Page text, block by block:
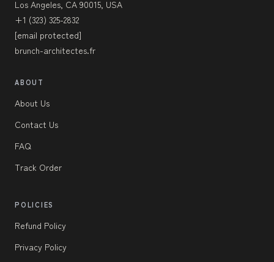
Los Angeles, CA 90015, USA
+1 (323) 325-2832
[email protected]
brunch-architectes.fr
ABOUT
About Us
Contact Us
FAQ
Track Order
POLICIES
Refund Policy
Privacy Policy